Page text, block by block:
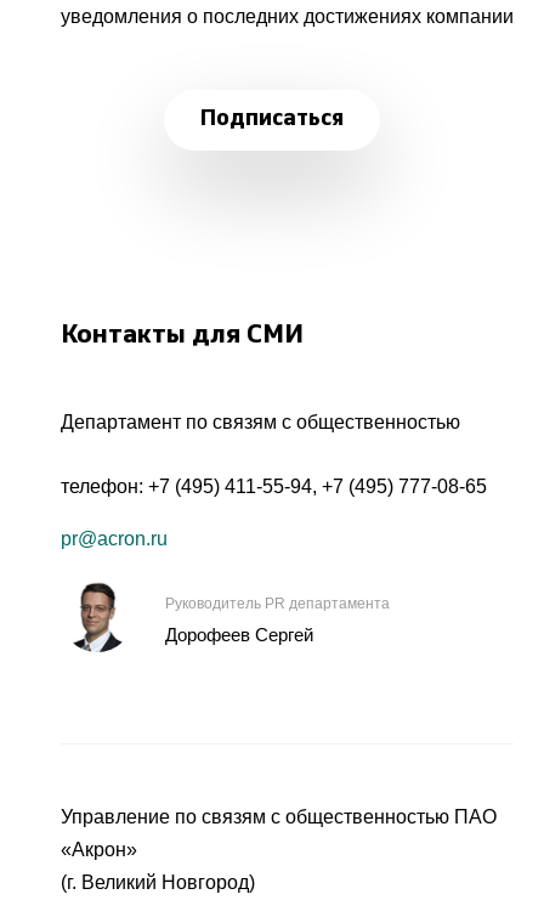
уведомления о последних достижениях компании
Подписаться
Контакты для СМИ
Департамент по связям с общественностью
телефон: +7 (495) 411-55-94, +7 (495) 777-08-65
pr@acron.ru
Руководитель PR департамента
Дорофеев Сергей
Управление по связям с общественностью ПАО
«Акрон»
(г. Великий Новгород)